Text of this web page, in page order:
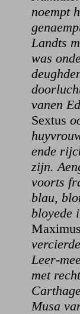
noempt
Landts
was
vanen
Sextus
ende
zijn.
voorts
blau,
bloyede
Maximus
Leer-
met
Musa